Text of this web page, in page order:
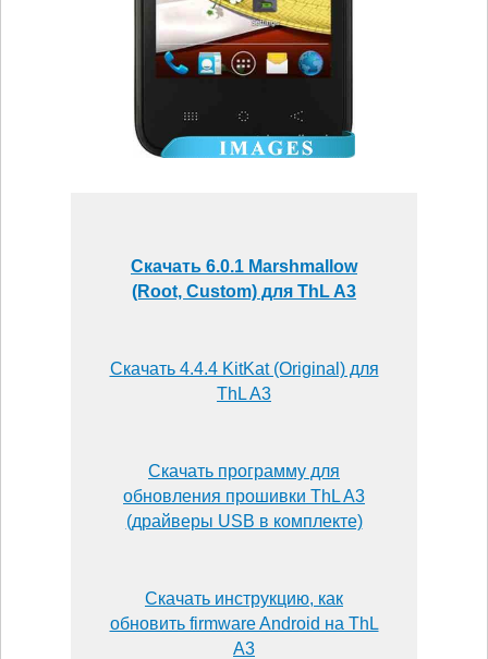
Скачать 6.0.1 Marshmallow
(Root, Custom) для ThL A3
Скачать 4.4.4 KitKat (Original) для
ThL A3
Скачать программу для
обновления прошивки ThL A3
(драйверы USB в комплекте)
Скачать инструкцию, как
обновить firmware Android на ThL
A3